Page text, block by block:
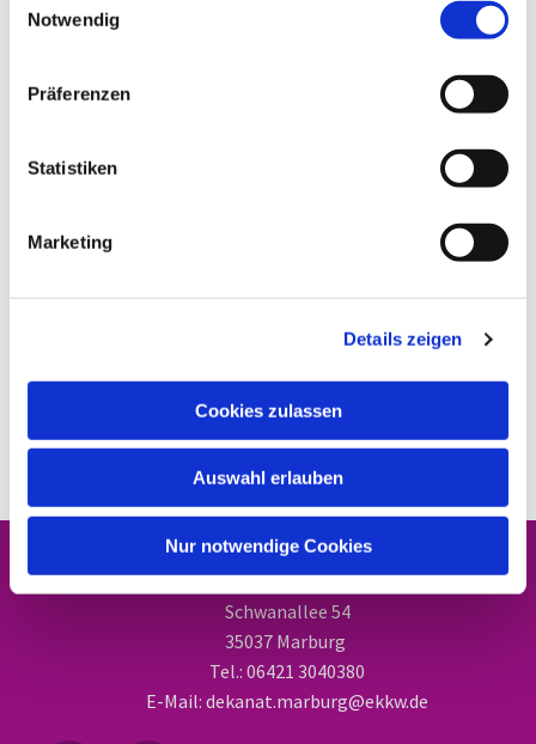
Notwendig
Präferenzen
Statistiken
Marketing
Details zeigen
Cookies zulassen
Auswahl erlauben
Nur notwendige Cookies
Dekanat Marburg
Schwanallee 54
35037 Marburg
Tel.: 06421 3040380
E-Mail: dekanat.marburg@ekkw.de